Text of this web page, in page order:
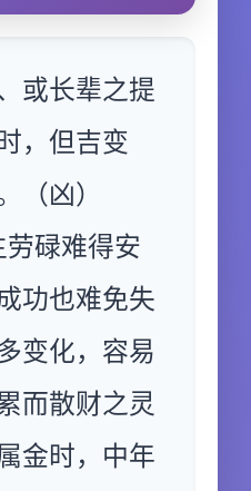
或长辈之提
，但吉变
（凶）
劳碌难得安
功也难免失
变化，容易
而散财之灵
金时，中年